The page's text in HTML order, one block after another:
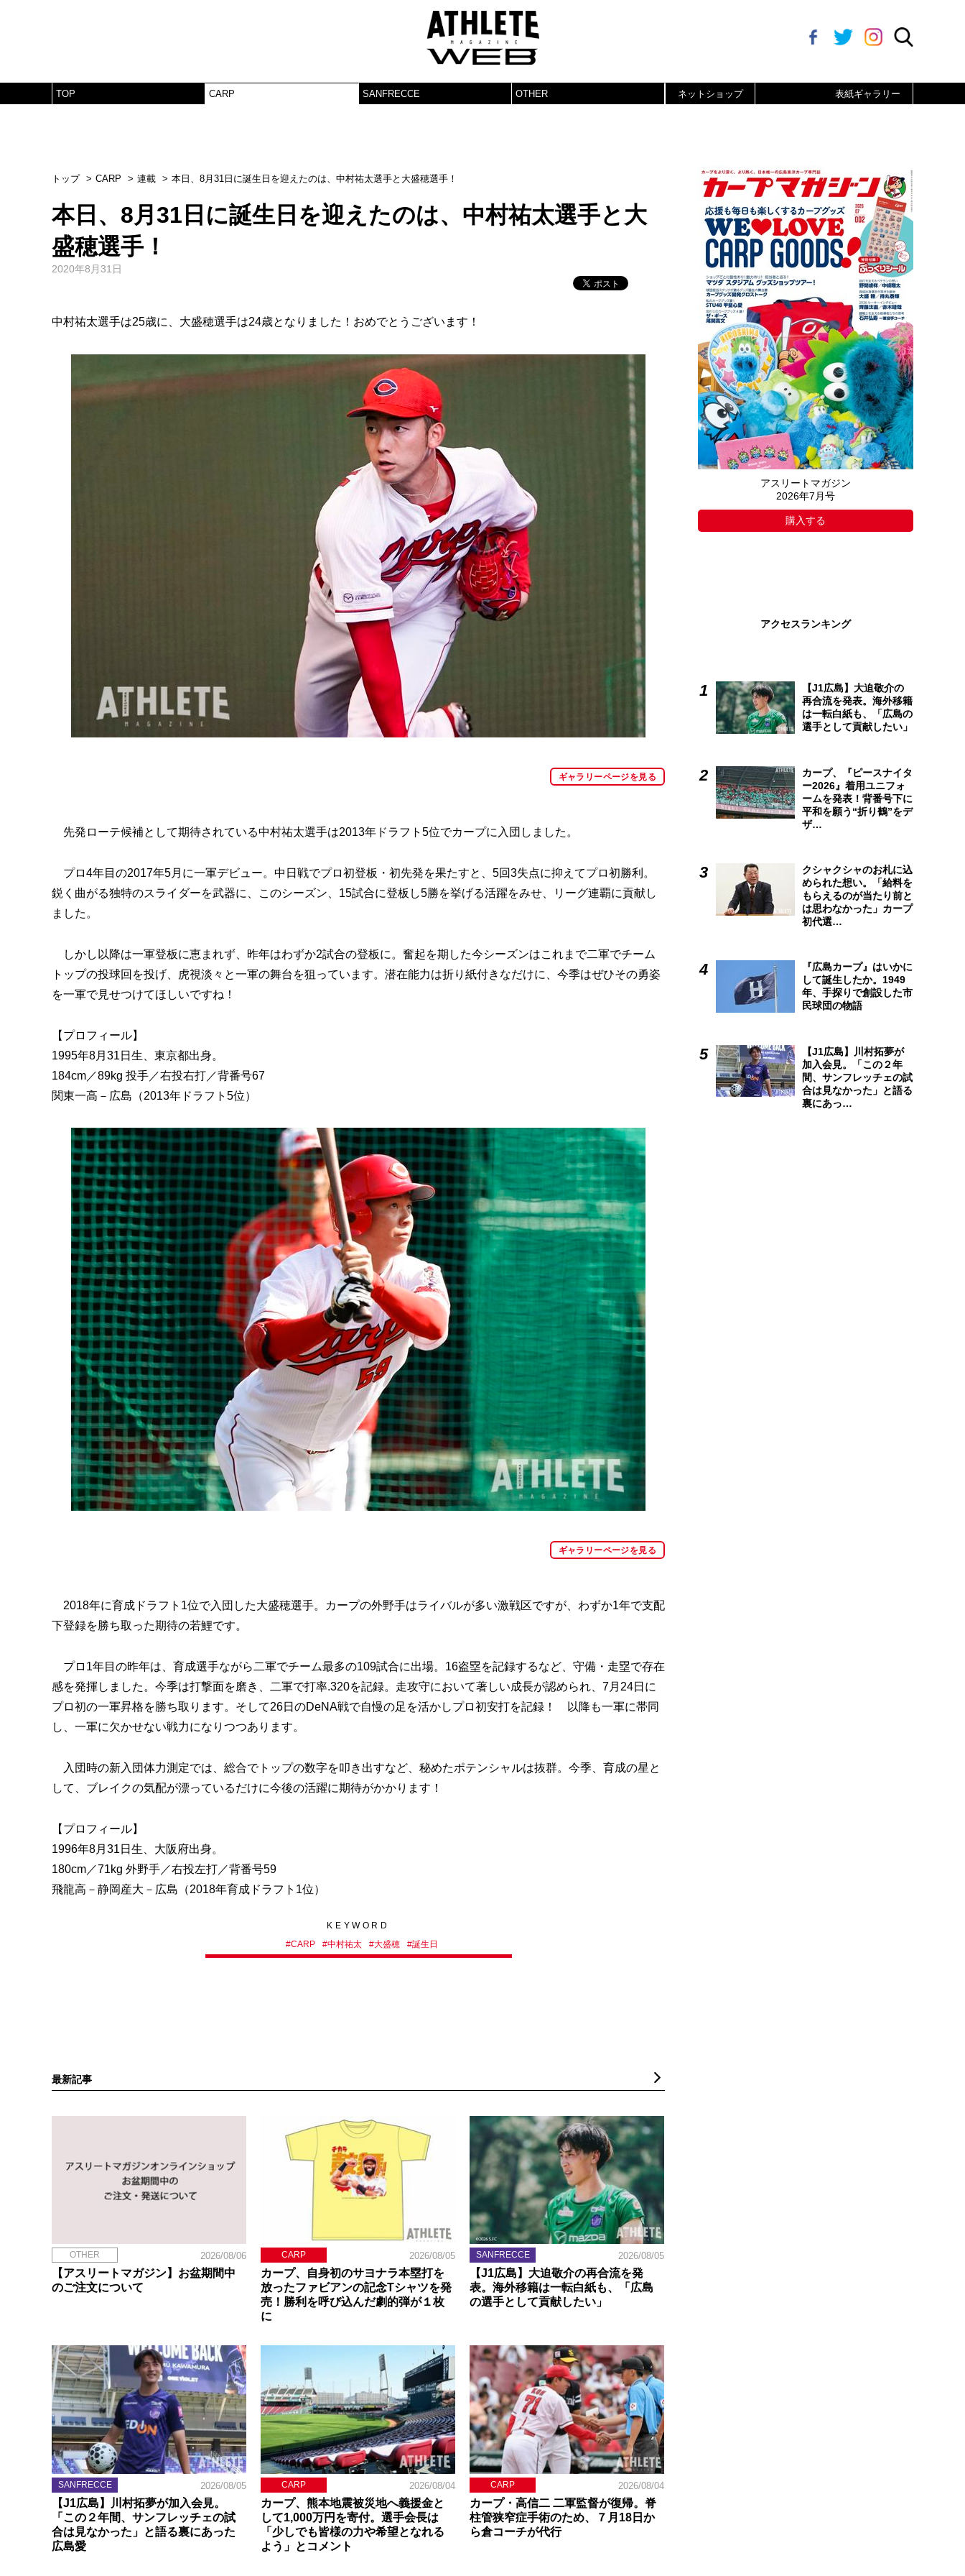
TOP CARP SANFRECCE OTHER ネットショップ 表紙ギャラリー
トップ CARP 連載 本日、8月31日に誕生日を迎えたのは、中村祐太選手と大盛穂選手！
本日、8月31日に誕生日を迎えたのは、中村祐太選手と大
盛穂選手！
2020年8月31日
中村祐太選手は25歳に、大盛穂選手は24歳となりました！おめでとうございます！
ギャラリーページを見る
先発ローテ候補として期待されている中村祐太選手は2013年ドラフト5位でカープに入団しました。
プロ4年目の2017年5月に一軍デビュー。中日戦でプロ初登板・初先発を果たすと、5回3失点に抑えてプロ初勝利。
鋭く曲がる独特のスライダーを武器に、このシーズン、15試合に登板し5勝を挙げる活躍をみせ、リーグ連覇に貢献し
ました。
しかし以降は一軍登板に恵まれず、昨年はわずか2試合の登板に。奮起を期した今シーズンはこれまで二軍でチーム
トップの投球回を投げ、虎視淡々と一軍の舞台を狙っています。潜在能力は折り紙付きなだけに、今季はぜひその勇姿
を一軍で見せつけてほしいですね！
【プロフィール】
1995年8月31日生、東京都出身。
184cm／89kg 投手／右投右打／背番号67
関東一高－広島（2013年ドラフト5位）
ギャラリーページを見る
2018年に育成ドラフト1位で入団した大盛穂選手。カープの外野手はライバルが多い激戦区ですが、わずか1年で支配
下登録を勝ち取った期待の若鯉です。
プロ1年目の昨年は、育成選手ながら二軍でチーム最多の109試合に出場。16盗塁を記録するなど、守備・走塁で存在
感を発揮しました。今季は打撃面を磨き、二軍で打率.320を記録。走攻守において著しい成長が認められ、7月24日に
プロ初の一軍昇格を勝ち取ります。そして26日のDeNA戦で自慢の足を活かしプロ初安打を記録！ 以降も一軍に帯同
し、一軍に欠かせない戦力になりつつあります。
入団時の新入団体力測定では、総合でトップの数字を叩き出すなど、秘めたポテンシャルは抜群。今季、育成の星と
して、ブレイクの気配が漂っているだけに今後の活躍に期待がかかります！
【プロフィール】
1996年8月31日生、大阪府出身。
180cm／71kg 外野手／右投左打／背番号59
飛龍高－静岡産大－広島（2018年育成ドラフト1位）
KEYWORD
#CARP #中村祐太 #大盛穂 #誕生日
最新記事
OTHER 2026/08/06
【アスリートマガジン】お盆期間中
のご注文について
CARP 2026/08/05
カープ、自身初のサヨナラ本塁打を
放ったファビアンの記念Tシャツを発
売！勝利を呼び込んだ劇的弾が１枚
に
SANFRECCE 2026/08/05
【J1広島】大迫敬介の再合流を発
表。海外移籍は一転白紙も、「広島
の選手として貢献したい」
SANFRECCE 2026/08/05
【J1広島】川村拓夢が加入会見。
「この２年間、サンフレッチェの試
合は見なかった」と語る裏にあった
広島愛
CARP 2026/08/04
カープ、熊本地震被災地へ義援金と
して1,000万円を寄付。選手会長は
「少しでも皆様の力や希望となれる
よう」とコメント
CARP 2026/08/04
カープ・高信二 二軍監督が復帰。脊
柱管狭窄症手術のため、７月18日か
ら倉コーチが代行
アスリートマガジン
2026年7月号
購入する
アクセスランキング
【J1広島】大迫敬介の
再合流を発表。海外移籍
は一転白紙も、「広島の
選手として貢献したい」
カープ、『ピースナイタ
ー2026』着用ユニフォ
ームを発表！背番号下に
平和を願う“折り鶴”をデ
ザ…
クシャクシャのお札に込
められた想い。「給料を
もらえるのが当たり前と
は思わなかった」カープ
初代選…
『広島カープ』はいかに
して誕生したか。1949
年、手探りで創設した市
民球団の物語
【J1広島】川村拓夢が
加入会見。「この２年
間、サンフレッチェの試
合は見なかった」と語る
裏にあっ…